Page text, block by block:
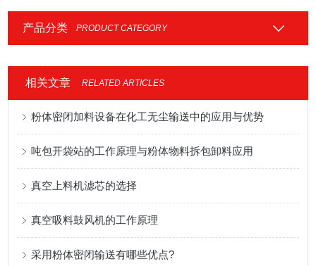
产品分类 PRODUCT CATEGORY
相关文章 RELATED ARTICLES
粉体密闭加料设备在化工无尘输送中的应用与优势
吨包开袋站的工作原理与粉体物料拆包卸料应用
真空上料机滤芯的选择
真空吸料鼓风机的工作原理
采用粉体密闭输送有哪些优点?